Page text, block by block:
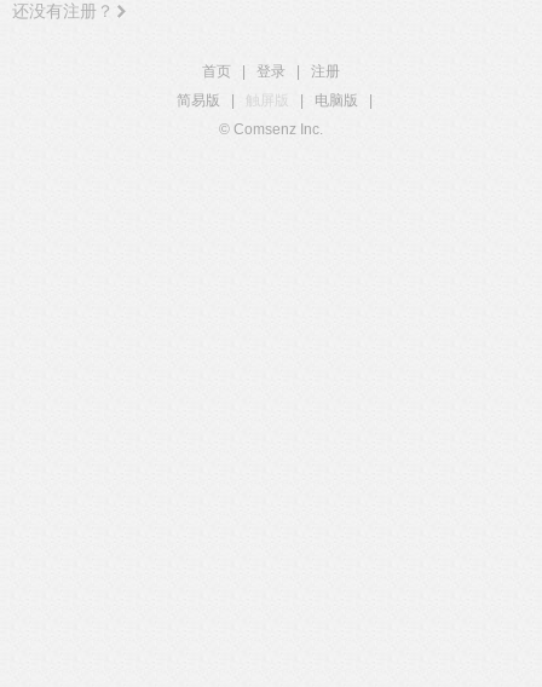
还没有注册？
首页 登录
注册
简易版
触屏版 电脑版
© Comsenz Inc.